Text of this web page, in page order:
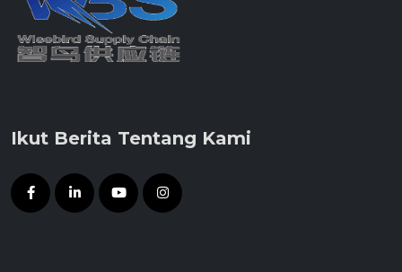
Ikut Berita Tentang Kami